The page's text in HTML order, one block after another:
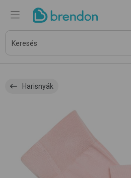
Harisnyák